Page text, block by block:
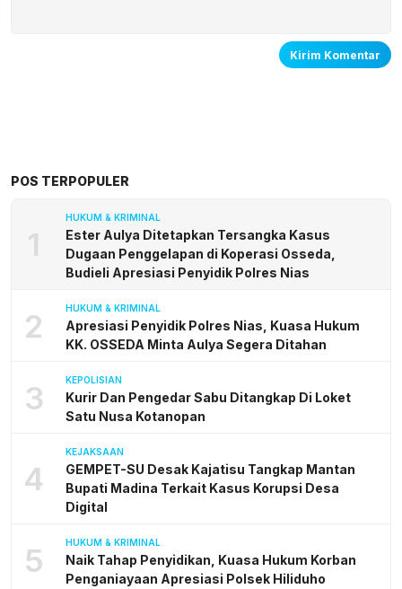
POS TERPOPULER
1
HUKUM & KRIMINAL
Ester Aulya Ditetapkan Tersangka Kasus
Dugaan Penggelapan di Koperasi Osseda,
Budieli Apresiasi Penyidik Polres Nias
2 HUKUM & KRIMINAL
Apresiasi Penyidik Polres Nias, Kuasa Hukum
KK. OSSEDA Minta Aulya Segera Ditahan
3 KEPOLISIAN
Kurir Dan Pengedar Sabu Ditangkap Di Loket
Satu Nusa Kotanopan
4
KEJAKSAAN
GEMPET-SU Desak Kajatisu Tangkap Mantan
Bupati Madina Terkait Kasus Korupsi Desa
Digital
5 HUKUM & KRIMINAL
Naik Tahap Penyidikan, Kuasa Hukum Korban
Penganiayaan Apresiasi Polsek Hiliduho